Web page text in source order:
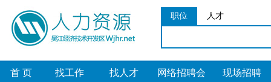
职位 人才
首 页 找工作 找人才 网络招聘会 现场招聘